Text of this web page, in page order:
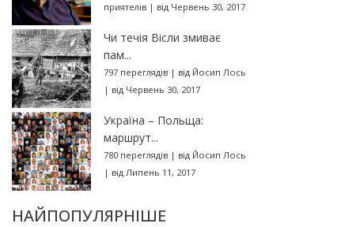
приятелів| від Червень 30, 2017
Чи течія Вісли змиває
пам...
797 переглядів| від Йосип Лось
| від Червень 30, 2017
Україна – Польща:
маршрут...
780 переглядів| від Йосип Лось
| від Липень 11, 2017
НАЙПОПУЛЯРНІШЕ